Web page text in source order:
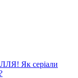
Як серіали